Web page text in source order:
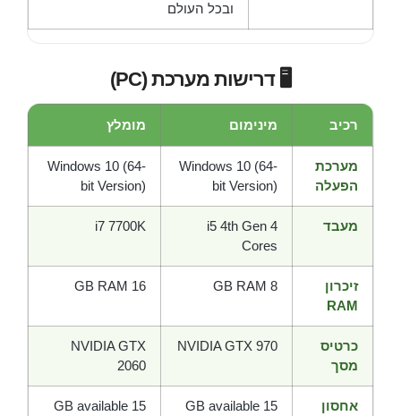
ובכל העולם
🖥️ דרישות מערכת (PC)
רכיב מינימום מומלץ
מערכת
הפעלה
Windows 10 (64-
bit Version)
Windows 10 (64-
bit Version)
מעבד
i5 4th Gen 4
Cores
i7 7700K
זיכרון
RAM
8 GB RAM
16 GB RAM
כרטיס
מסך
NVIDIA GTX 970
NVIDIA GTX
2060
אחסון 15 GB available
15 GB available